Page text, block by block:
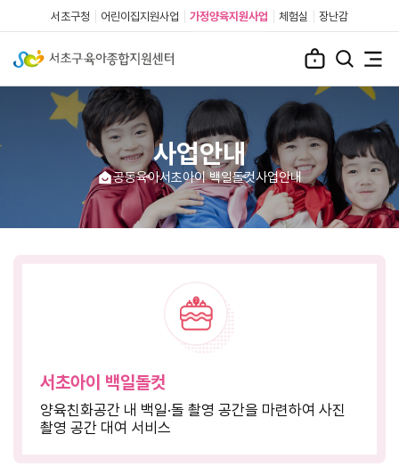
서초구청 어린이집지원사업 가정양육지원사업 체험실 장난감
사업안내
공동육아서초아이 백일돌컷사업안내
서초아이 백일돌컷
양육친화공간 내 백일·돌 촬영 공간을 마련하여 사진
촬영 공간 대여 서비스